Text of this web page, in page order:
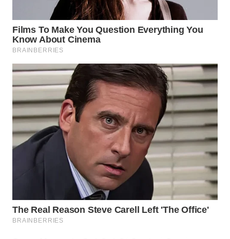
WN
KARO
WN
SIMALUNGUN
WN
LABUHANBATU
WN
TAPANULI
SERDANG